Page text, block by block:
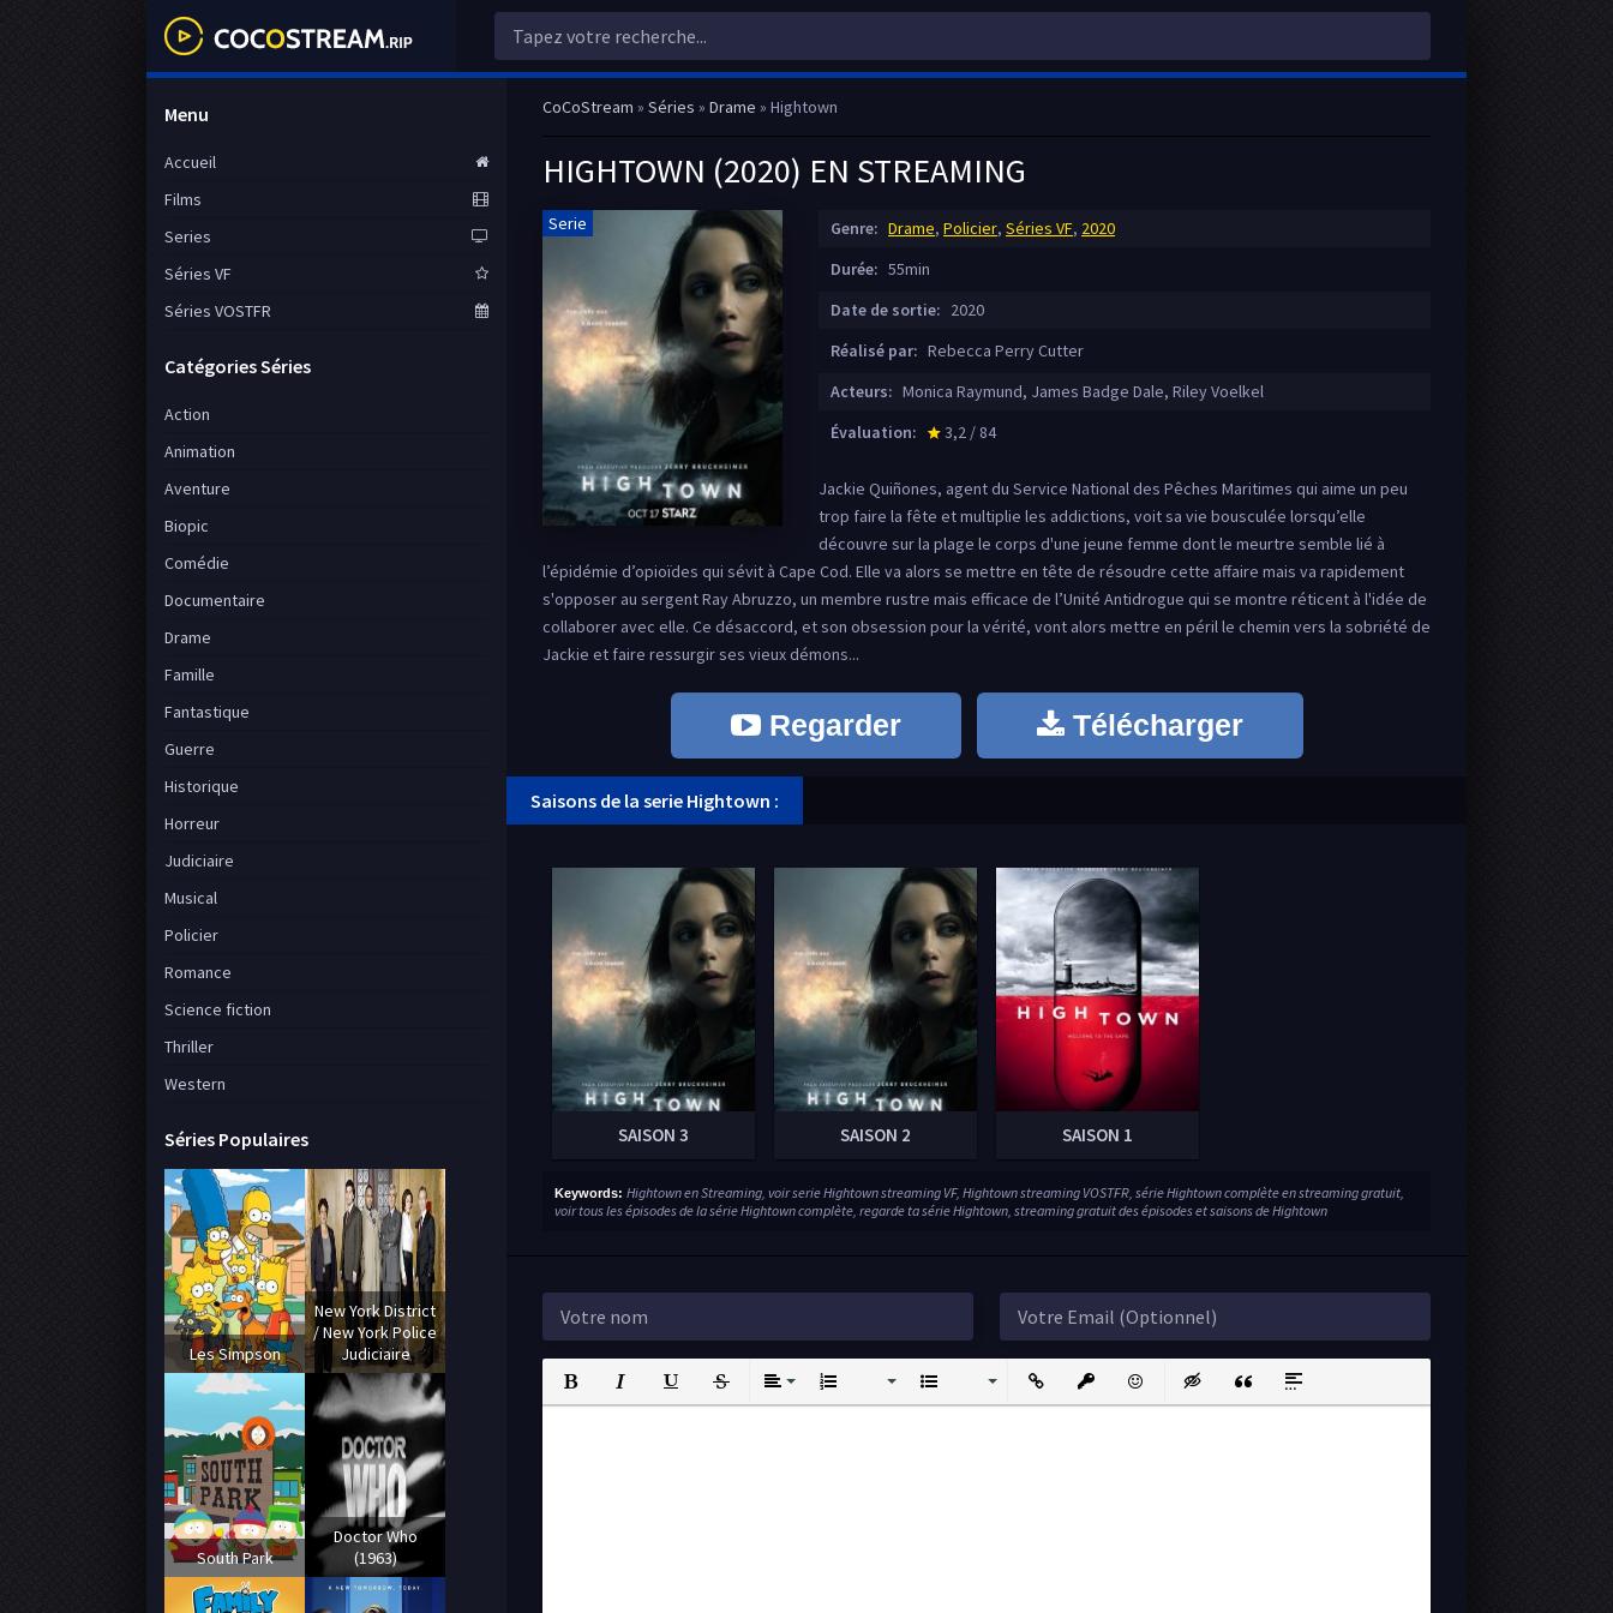
CoCoStream » Séries » Drame » Hightown
HIGHTOWN (2020) EN STREAMING
Serie Genre: Drame, Policier, Séries VF, 2020
Durée: 55min
Date de sortie: 2020
Réalisé par: Rebecca Perry Cutter
Acteurs: Monica Raymund, James Badge Dale, Riley Voelkel
Évaluation:
star_rate
3,2 / 84
Jackie Quiñones, agent du Service National des Pêches Maritimes qui aime un peu
trop faire la fête et multiplie les addictions, voit sa vie bousculée lorsqu’elle
découvre sur la plage le corps d'une jeune femme dont le meurtre semble lié à
l’épidémie d’opioïdes qui sévit à Cape Cod. Elle va alors se mettre en tête de résoudre cette affaire mais va rapidement
s'opposer au sergent Ray Abruzzo, un membre rustre mais efficace de l’Unité Antidrogue qui se montre réticent à l'idée de
collaborer avec elle. Ce désaccord, et son obsession pour la vérité, vont alors mettre en péril le chemin vers la sobriété de
Jackie et faire ressurgir ses vieux démons...
Regarder Télécharger
Saisons de la serie Hightown :
SAISON 3 SAISON 2 SAISON 1
Keywords: Hightown en Streaming, voir serie Hightown streaming VF, Hightown streaming VOSTFR, série Hightown complète en streaming gratuit,
voir tous les épisodes de la série Hightown complète, regarde ta série Hightown, streaming gratuit des épisodes et saisons de Hightown
Bold Italic UnderlineStrikethrough
AlignOrdered List Unordered ListInsert LinkInsert protected link
EmoticonsInsert hidden text
Insert QuoteInsert spoiler
Menu
Accueil
Films
Series
Séries VF
Séries VOSTFR
Catégories Séries
Action
Animation
Aventure
Biopic
Comédie
Documentaire
Drame
Famille
Fantastique
Guerre
Historique
Horreur
Judiciaire
Musical
Policier
Romance
Science fiction
Thriller
Western
Séries Populaires
Les Simpson
New York District
/ New York Police
Judiciaire
South Park
Doctor Who
(1963)